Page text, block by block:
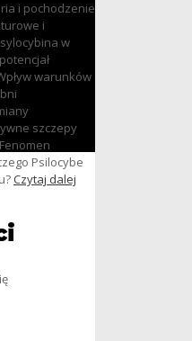
i pochodzenie
i
w
warunków
szczepy
Fenomen
Psilocybe
Czytaj dalej